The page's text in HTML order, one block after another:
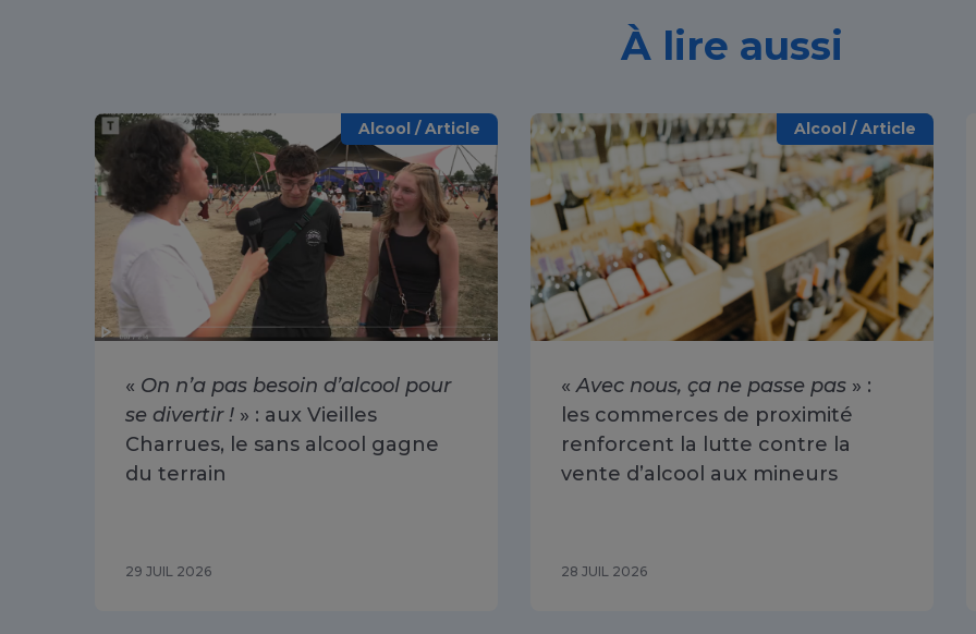
À lire aussi
Alcool / Article
« On n’a pas besoin d’alcool pour
se divertir ! » : aux Vieilles
Charrues, le sans alcool gagne
du terrain
29 JUIL 2026
Alcool / Article
«Avec nous, ça ne passe pas » :
les commerces de proximité
renforcent la lutte contre la
vente d’alcool aux mineurs
28 JUIL 2026